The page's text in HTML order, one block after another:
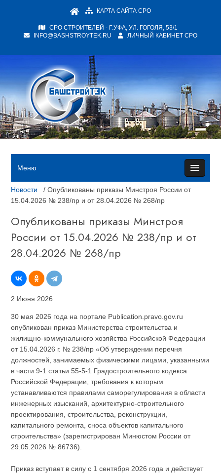
КАРТА САЙТА СРО
СРО СТРОИТЕЛЕЙ - Г.УФА, УЛ. ГОГОЛЯ, 53/1
INFO@BASHSTROYTEK.RU
ЛИЧНЫЙ КАБИНЕТ СРО
Меню
Новости
/ Опубликованы приказы Минстроя России от
15.04.2026 № 238/пр и от 28.04.2026 № 268/пр
Опубликованы приказы Минстроя
России от 15.04.2026 № 238/пр и от
28.04.2026 № 268/пр
2 Июня 2026
30 мая 2026 года на портале Publication.pravo.gov.ru
опубликован приказ Министерства строительства и
жилищно-коммунального хозяйства Российской Федерации
от 15.04.2026 г. № 238/пр «Об утверждении перечня
должностей, занимаемых физическими лицами, указанными
в части 9-1 статьи 55-5-1 Градостроительного кодекса
Российской Федерации, требования к которым
устанавливаются правилами саморегулирования в области
инженерных изысканий, архитектурно-строительного
проектирования, строительства, реконструкции,
капитального ремонта, сноса объектов капитального
строительства» (зарегистрирован Минюстом России от
29.05.2026 № 86736).
Приказ вступает в силу с 1 сентября 2026 года и действует